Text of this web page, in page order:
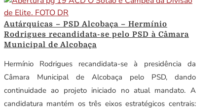
Autárquicas – PSD Alcobaça – Hermínio
Rodrigues recandidata-se pelo PSD à Câmara
Municipal de Alcobaça
Hermínio Rodrigues recandidata-se à presidência da
Câmara Municipal de Alcobaça pelo PSD, dando
continuidade ao projeto iniciado no atual mandato. A
candidatura mantém os três eixos estratégicos centrais: